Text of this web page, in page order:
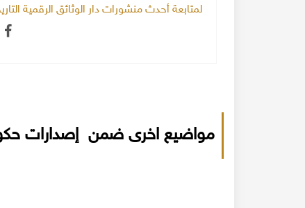
لمتابعة أحدث منشورات دار الوثائق الرقمية
مواضيع اخرى ضمن إصدارات